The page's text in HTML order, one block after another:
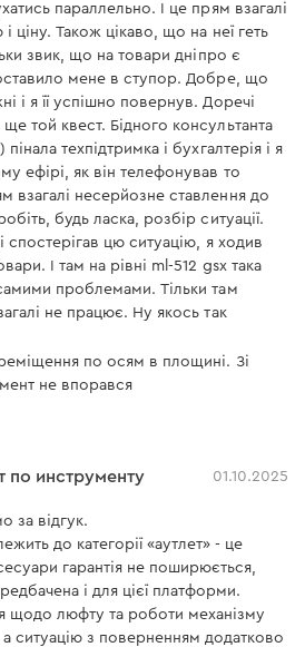
параллельно. І це прям взагалі
ціну. Також цікаво, що на неї геть
звик, що на товари дніпро є
мене в ступор. Добре, що
і я її успішно повернув. Доречі
той квест. Бідного консультанта
техпідтримка і бухгалтерія і я
ефірі, як він телефонував то
взагалі несерйозне ставлення до
будь ласка, розбір ситуації.
спостерігав цю ситуацію, я ходив
І там на рівні ml-512 gsx така
проблемами. Тільки там
не працює. Ну якось так
по осям в площині. Зі
не впорався
по инструменту 01.10.2025
за відгук.
до категорії «аутлет» - це
гарантія не поширюється,
і для цієї платформи.
щодо люфту та роботи механізму
а ситуацію з поверненням додатково